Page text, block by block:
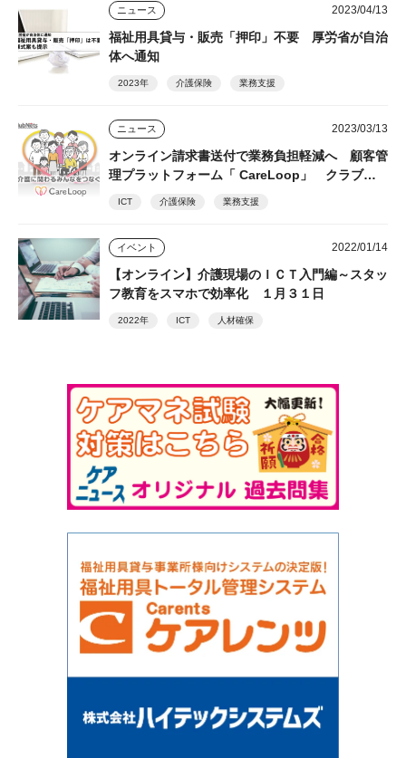
ニュース 2023/04/13
福祉用具貸与・販売「押印」不要 厚労省が自治
体へ通知
2023年 介護保険 業務支援
ニュース 2023/03/13
オンライン請求書送付で業務負担軽減へ 顧客管
理プラットフォーム「 CareLoop」 クラブネ
ICT 介護保険 業務支援
イベント 2022/01/14
【オンライン】介護現場のＩＣＴ入門編～スタッ
フ教育をスマホで効率化 １月３１日
2022年 ICT 人材確保